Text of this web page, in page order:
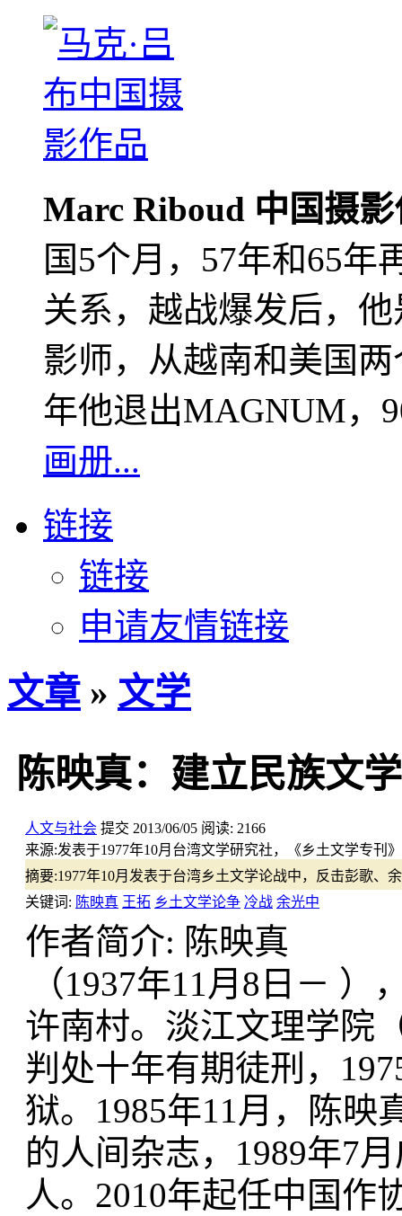
Marc Riboud 中国摄
国5个月，57年和65年
关系，越战爆发后，
影师，从越南和美国
年他退出MAGNUM，
画册...
链接
链接
申请友情链接
文章 » 文学
陈映真：建立民族文
人文与社会 提交 2013/06/05 阅读: 2166
来源:发表于1977年10月台湾文学研究社，《乡土文学专刊》
摘要:1977年10月发表于台湾乡土文学论战中，反击彭歌、
关键词: 陈映真 王拓 乡土文学论争 冷战 余光中
作者简介: 陈映真
（1937年11月8日－
许南村。淡江文理学院
判处十年有期徒刑，
狱。1985年11月，陈映
的人间杂志，1989年7
人。2010年起任中国作